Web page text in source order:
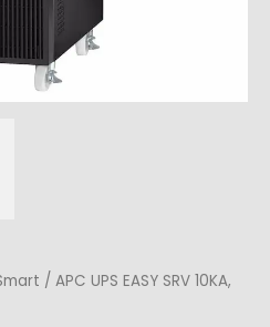
/ APC UPS EASY SRV 10KA,